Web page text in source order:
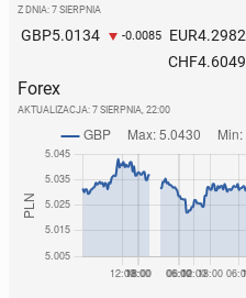
Z DNIA: 7 SIERPNIA
GBP5.0134 -0.0085 EUR4.2982
CHF4.6049
Forex
AKTUALIZACJA: 7 SIERPNIA, 22:00